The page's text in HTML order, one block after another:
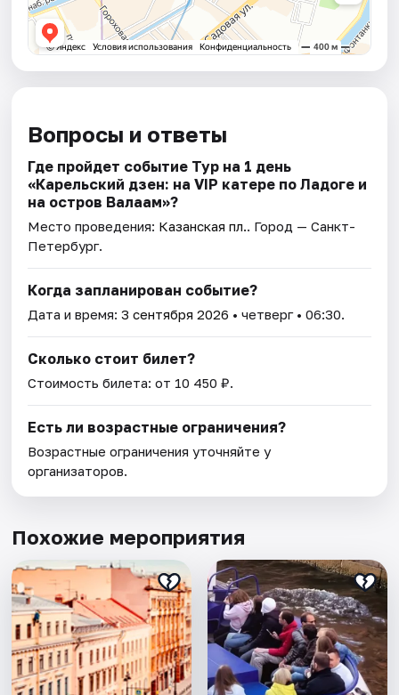
Вопросы и ответы
Где пройдет событие Тур на 1 день
«Карельский дзен: на VIP катере по Ладоге и
на остров Валаам»?
Место проведения: Казанская пл.. Город — Санкт-
Петербург.
Когда запланирован событие?
Дата и время:3 сентября 2026 • четверг • 06:30.
Сколько стоит билет?
Стоимость билета: от 10 450 ₽.
Есть ли возрастные ограничения?
Возрастные ограничения уточняйте у
организаторов.
Похожие мероприятия